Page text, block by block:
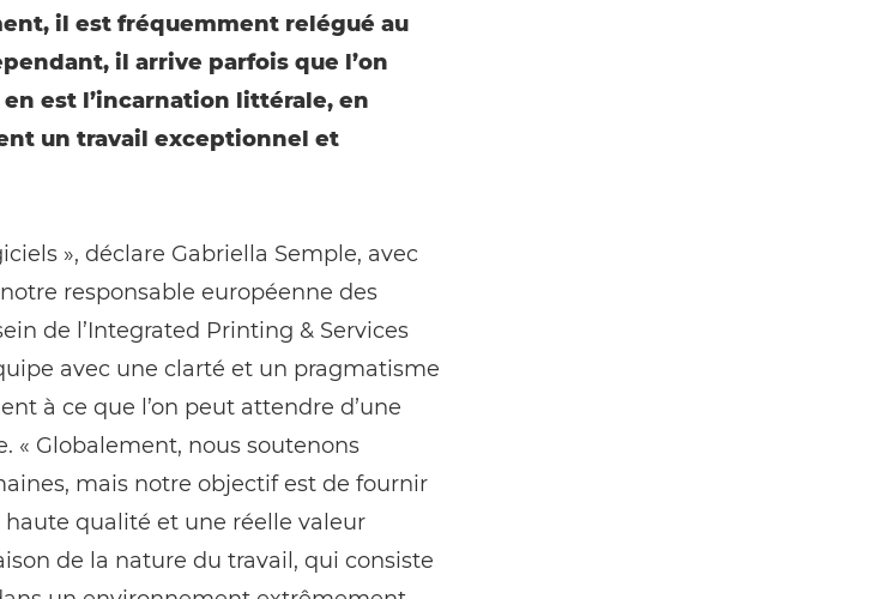
il est fréquemment relégué au
il arrive parfois que l’on
est l’incarnation littérale, en
un travail exceptionnel et
», déclare Gabriella Semple, avec
responsable européenne des
de l’Integrated Printing & Services
avec une clarté et un pragmatisme
à ce que l’on peut attendre dʼune
« Globalement, nous soutenons
mais notre objectif est de fournir
qualité et une réelle valeur
de la nature du travail, qui consiste